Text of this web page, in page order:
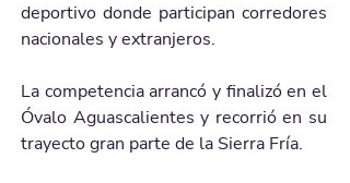
deportivo donde participan corredores
nacionales y extranjeros.
La competencia arrancó y finalizó en el
Óvalo Aguascalientes y recorrió en su
trayecto gran parte de la Sierra Fría.